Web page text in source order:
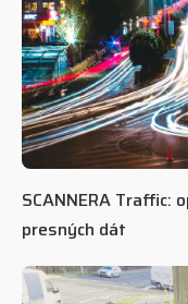
SCANNERA
presných dát